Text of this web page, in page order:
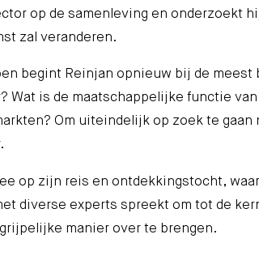
op de samenleving en onderzoekt
zal veranderen.
begint Reinjan opnieuw bij de meest
Wat is de maatschappelijke functie
Om uiteindelijk op zoek te gaan
op zijn reis en ontdekkingstocht,
diverse experts spreekt om tot de
manier over te brengen.